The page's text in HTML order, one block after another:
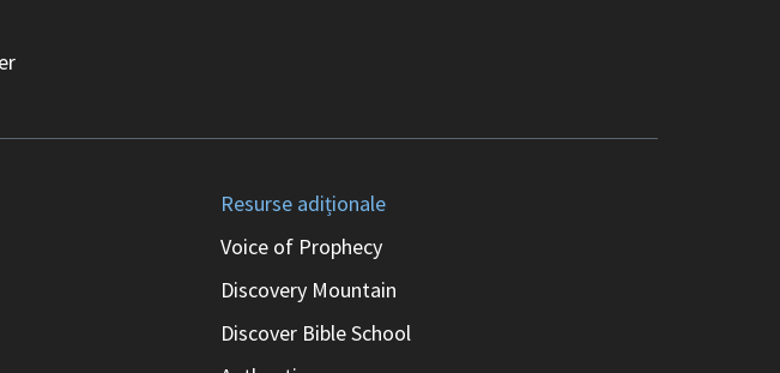
Resurse adiționale
Voice of Prophecy
Discovery Mountain
Discover Bible School